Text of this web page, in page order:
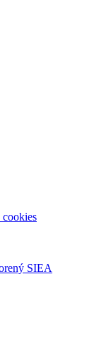
cookies
SIEA